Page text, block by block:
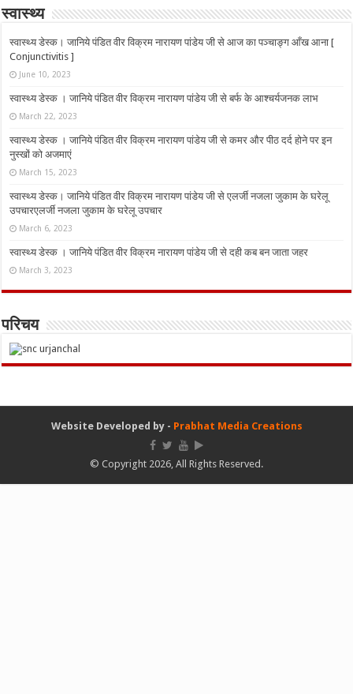
स्वास्थ्य
स्वास्थ्य डेस्क। जानिये पंडित वीर विक्रम नारायण पांडेय जी से आज का पञ्चाङ्ग आँख आना [
Conjunctivitis ]
June 10, 2023
स्वास्थ्य डेस्क । जानिये पंडित वीर विक्रम नारायण पांडेय जी से बर्फ के आश्चर्यजनक लाभ
March 22, 2023
स्वास्थ्य डेस्क । जानिये पंडित वीर विक्रम नारायण पांडेय जी से कमर और पीठ दर्द होने पर इन
नुस्‍खों को अजमाएं
March 15, 2023
स्वास्थ्य डेस्क। जानिये पंडित वीर विक्रम नारायण पांडेय जी से एलर्जी नजला जुकाम के घरेलू
उपचारएलर्जी नजला जुकाम के घरेलू उपचार
March 6, 2023
स्वास्थ्य डेस्क । जानिये पंडित वीर विक्रम नारायण पांडेय जी से दही कब बन जाता जहर
March 3, 2023
परिचय
Website Developed by - Prabhat Media Creations
© Copyright 2026, All Rights Reserved.